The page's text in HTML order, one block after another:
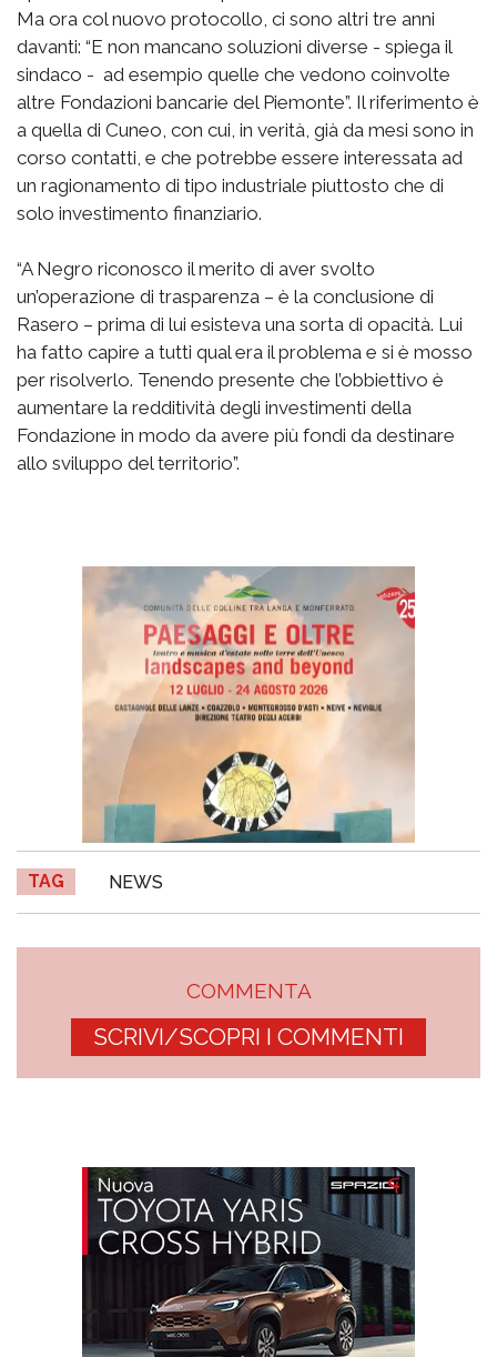
Ma ora col nuovo protocollo, ci sono altri tre anni
davanti: “E non mancano soluzioni diverse - spiega il
sindaco - ad esempio quelle che vedono coinvolte
altre Fondazioni bancarie del Piemonte”. Il riferimento è
a quella di Cuneo, con cui, in verità, già da mesi sono in
corso contatti, e che potrebbe essere interessata ad
un ragionamento di tipo industriale piuttosto che di
solo investimento finanziario.
“A Negro riconosco il merito di aver svolto
un’operazione di trasparenza – è la conclusione di
Rasero – prima di lui esisteva una sorta di opacità. Lui
ha fatto capire a tutti qual era il problema e si è mosso
per risolverlo. Tenendo presente che l’obbiettivo è
aumentare la redditività degli investimenti della
Fondazione in modo da avere più fondi da destinare
allo sviluppo del territorio”.
TAG NEWS
COMMENTA
SCRIVI/SCOPRI I COMMENTI